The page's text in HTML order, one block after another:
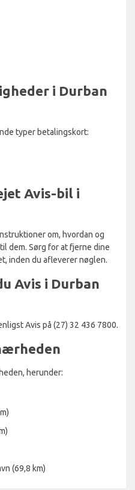
i Durban
typer betalingskort:
Avis-bil i
om, hvordan og
dem. Sørg for at fjerne dine
inden du afleverer nøglen.
Avis i Durban
Avis på (27) 32 436 7800.
herunder:
(69,8 km)